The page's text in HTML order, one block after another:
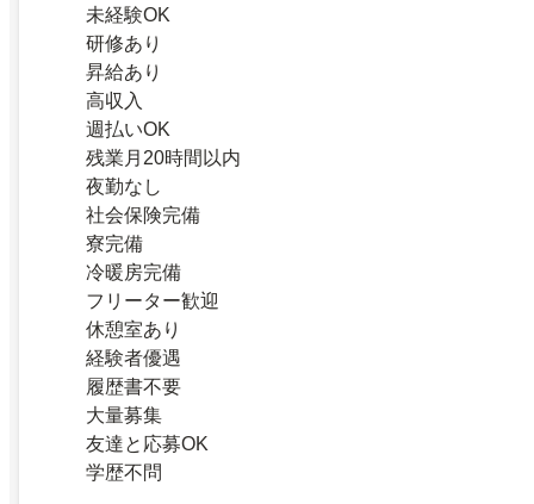
未経験OK
研修あり
昇給あり
高収入
週払いOK
残業月20時間以内
夜勤なし
社会保険完備
寮完備
冷暖房完備
フリーター歓迎
休憩室あり
経験者優遇
履歴書不要
大量募集
友達と応募OK
学歴不問